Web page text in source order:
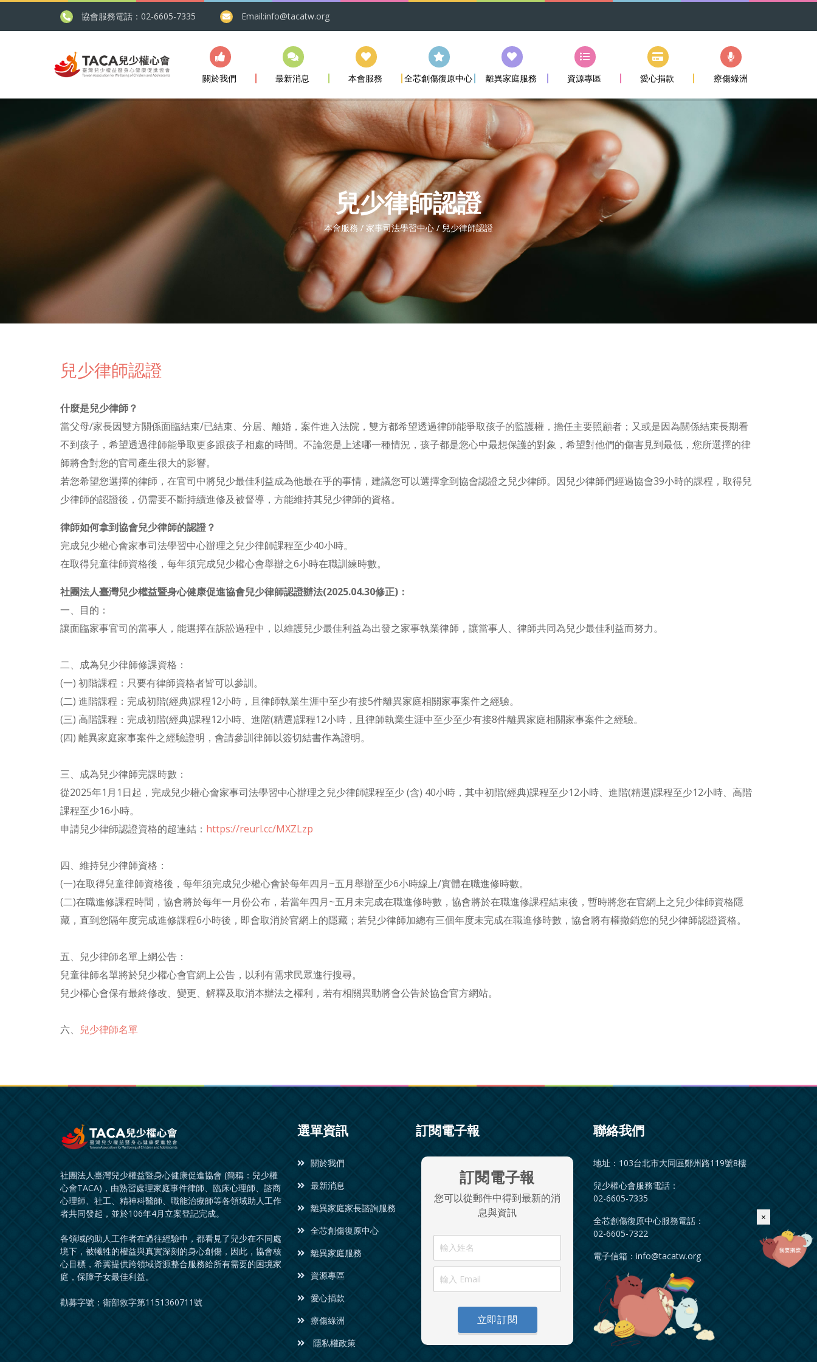
×
協會服務電話：02-6605-7335 Email:info@tacatw.org
關於我們 最新消息 本會服務 全芯創傷復原中心 離異家庭服務 資源專區 愛心捐款 療傷綠洲
兒少律師認證
本會服務 / 家事司法學習中心 / 兒少律師認證
兒少律師認證
什麼是兒少律師？
當父母/家長因雙方關係面臨結束/已結束、分居、離婚，案件進入法院，雙方都希望透過律師能爭取孩子的監護權，擔任主要照顧者；又或是因為關係結束長期看
不到孩子，希望透過律師能爭取更多跟孩子相處的時間。不論您是上述哪一種情況，孩子都是您心中最想保護的對象，希望對他們的傷害見到最低，您所選擇的律
師將會對您的官司產生很大的影響。
若您希望您選擇的律師，在官司中將兒少最佳利益成為他最在乎的事情，建議您可以選擇拿到協會認證之兒少律師。因兒少律師們經過協會39小時的課程，取得兒
少律師的認證後，仍需要不斷持續進修及被督導，方能維持其兒少律師的資格。
律師如何拿到協會兒少律師的認證？
完成兒少權心會家事司法學習中心辦理之兒少律師課程至少40小時。
在取得兒童律師資格後，每年須完成兒少權心會舉辦之6小時在職訓練時數。
社團法人臺灣兒少權益暨身心健康促進協會兒少律師認證辦法(2025.04.30修正)：
一、目的：
讓面臨家事官司的當事人，能選擇在訴訟過程中，以維護兒少最佳利益為出發之家事執業律師，讓當事人、律師共同為兒少最佳利益而努力。
二、成為兒少律師修課資格：
(一) 初階課程：只要有律師資格者皆可以參訓。
(二) 進階課程：完成初階(經典)課程12小時，且律師執業生涯中至少有接5件離異家庭相關家事案件之經驗。
(三) 高階課程：完成初階(經典)課程12小時、進階(精選)課程12小時，且律師執業生涯中至少至少有接8件離異家庭相關家事案件之經驗。
(四) 離異家庭家事案件之經驗證明，會請參訓律師以簽切結書作為證明。
三、成為兒少律師完課時數：
從2025年1月1日起，完成兒少權心會家事司法學習中心辦理之兒少律師課程至少 (含) 40小時，其中初階(經典)課程至少12小時、進階(精選)課程至少12小時、高階
課程至少16小時。
申請兒少律師認證資格的超連結： https://reurl.cc/MXZLzp
四、維持兒少律師資格：
(一)在取得兒童律師資格後，每年須完成兒少權心會於每年四月~五月舉辦至少6小時線上/實體在職進修時數。
(二)在職進修課程時間，協會將於每年一月份公布，若當年四月~五月未完成在職進修時數，協會將於在職進修課程結束後，暫時將您在官網上之兒少律師資格隱
藏，直到您隔年度完成進修課程6小時後，即會取消於官網上的隱藏；若兒少律師加總有三個年度未完成在職進修時數，協會將有權撤銷您的兒少律師認證資格。
五、兒少律師名單上網公告：
兒童律師名單將於兒少權心會官網上公告，以利有需求民眾進行搜尋。
兒少權心會保有最終修改、變更、解釋及取消本辦法之權利，若有相關異動將會公告於協會官方網站。
六、 兒少律師名單
社團法人臺灣兒少權益暨身心健康促進協會 (簡稱：兒少權
心會TACA)，由熟習處理家庭事件律師、臨床心理師、諮商
心理師、社工、精神科醫師、職能治療師等各領域助人工作
者共同發起，並於106年4月立案登記完成。
各領域的助人工作者在過往經驗中，都看見了兒少在不同處
境下，被犧牲的權益與真實深刻的身心創傷，因此，協會核
心目標，希冀提供跨領域資源整合服務給所有需要的困境家
庭，保障子女最佳利益。
勸募字號：衛部救字第1151360711號
選單資訊
關於我們
最新消息
離異家庭家長諮詢服務
全芯創傷復原中心
離異家庭服務
資源專區
愛心捐款
療傷綠洲
隱私權政策
訂閱電子報
訂閱電子報
您可以從郵件中得到最新的消
息與資訊
立即訂閱
聯絡我們
地址：103台北市大同區鄭州路119號8樓
兒少權心會服務電話：
02-6605-7335
全芯創傷復原中心服務電話：
02-6605-7322
電子信箱：info@tacatw.org